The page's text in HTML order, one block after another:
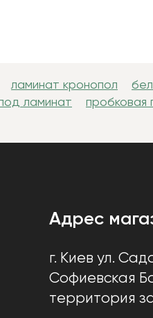
ламинат кронопол
ламинат
пробковая
Адрес
г. Киев ул.
Софиевская
территория